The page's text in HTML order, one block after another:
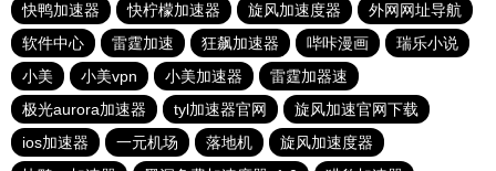
快鸭加速器
快柠檬加速器 旋风加速度器
外网网址导航
软件中心
雷霆加速 狂飙加速器 哔咔漫画
瑞乐小说
小美
小美vpn 小美加速器
雷霆加器速
极光aurora加速器
tyl加速器官网
旋风加速官网下载
ios加速器
一元机场 落地机
旋风加速度器